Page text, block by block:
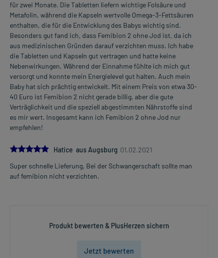
für zwei Monate. Die Tabletten liefern wichtige Folsäure und
Metafolin, während die Kapseln wertvolle Omega-3-Fettsäuren
enthalten, die für die Entwicklung des Babys wichtig sind.
Besonders gut fand ich, dass Femibion 2 ohne Jod ist, da ich
aus medizinischen Gründen darauf verzichten muss. Ich habe
die Tabletten und Kapseln gut vertragen und hatte keine
Nebenwirkungen. Während der Einnahme fühlte ich mich gut
versorgt und konnte mein Energielevel gut halten. Auch mein
Baby hat sich prächtig entwickelt. Mit einem Preis von etwa 30-
40 Euro ist Femibion 2 nicht gerade billig, aber die gute
Verträglichkeit und die speziell abgestimmten Nährstoffe sind
es mir wert. Insgesamt kann ich Femibion 2 ohne Jod nur
empfehlen!
5.0
Hatice aus Augsburg 01.02.2021
Super schnelle Lieferung, Bei der Schwangerschaft sollte man
auf femibion nicht verzichten.
Produkt bewerten & PlusHerzen sichern
Jetzt bewerten